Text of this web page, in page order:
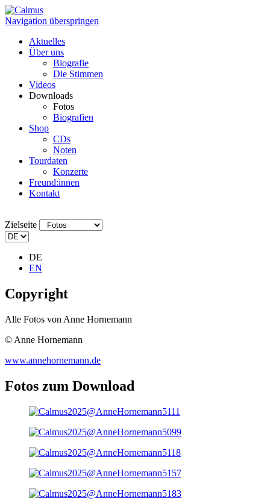
Navigation überspringen
Aktuelles
Über uns
Biografie
Die Stimmen
Videos
Downloads
Fotos
Biografien
Shop
CDs
Noten
Tourdaten
Konzerte
Freund:innen
Kontakt
Zielseite
DE
EN
Copyright
Alle Fotos von Anne Hornemann
© Anne Hornemann
www.annehornemann.de
Fotos zum Download